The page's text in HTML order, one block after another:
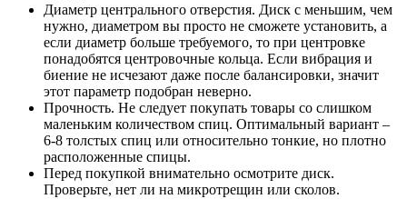
Диаметр центрального отверстия. Диск с меньшим, чем
нужно, диаметром вы просто не сможете установить, а
если диаметр больше требуемого, то при центровке
понадобятся центровочные кольца. Если вибрация и
биение не исчезают даже после балансировки, значит
этот параметр подобран неверно.
Прочность. Не следует покупать товары со слишком
маленьким количеством спиц. Оптимальный вариант –
6-8 толстых спиц или относительно тонкие, но плотно
расположенные спицы.
Перед покупкой внимательно осмотрите диск.
Проверьте, нет ли на микротрещин или сколов.